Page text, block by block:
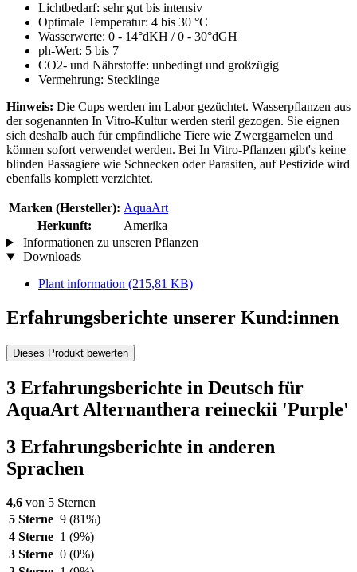
Lichtbedarf: sehr gut bis intensiv
Optimale Temperatur: 4 bis 30 °C
Wasserwerte: 0 - 14°dKH / 0 - 30°dGH
ph-Wert: 5 bis 7
CO2- und Nährstoffe: unbedingt und großzügig
Vermehrung: Stecklinge
Hinweis: Die Cups werden im Labor gezüchtet. Wasserpflanzen aus
der sogenannten In Vitro-Kultur werden steril gezogen. Sie eignen
sich deshalb auch für empfindliche Tiere wie Zwerggarnelen und
können sofort verwendet werden. Bei In Vitro-Pflanzen gibt's keine
blinden Passagiere wie Schnecken oder Parasiten, auf Pestizide wird
ebenfalls komplett verzichtet.
Marken (Hersteller): AquaArt
Herkunft:
Amerika
Informationen zu unseren Pflanzen
Downloads
Plant information (215,81 KB)
Erfahrungsberichte unserer Kund:innen
Dieses Produkt bewerten
3 Erfahrungsberichte in Deutsch für
AquaArt Alternanthera reineckii 'Purple'
3 Erfahrungsberichte in anderen
Sprachen
4,6 von 5 Sternen
5 Sterne 9 (81%)
4 Sterne 1 (9%)
3 Sterne 0 (0%)